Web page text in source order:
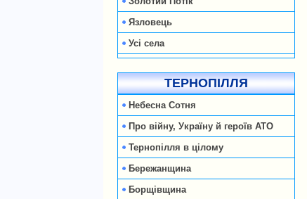
Язловець
Усі села
ТЕРНОПІЛЛЯ
Небесна Сотня
Про війну, Україну й героїв АТО
Тернопілля в цілому
Бережанщина
Борщівщина